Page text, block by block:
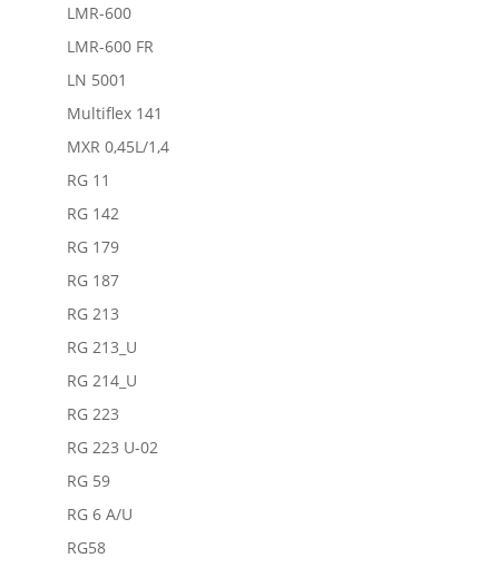
LMR-600
LMR-600 FR
LN 5001
Multiflex 141
MXR 0,45L/1,4
RG 11
RG 142
RG 179
RG 187
RG 213
RG 213_U
RG 214_U
RG 223
RG 223 U-02
RG 59
RG 6 A/U
RG58